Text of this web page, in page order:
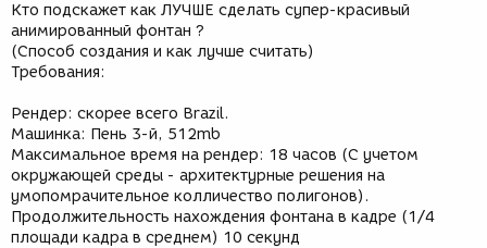
я
Кто подскажет как ЛУЧШЕ сделать супер-красивый
анимированный фонтан ?
(Способ создания и как лучше считать)
Требования:
Рендер: скорее всего Brazil.
Машинка: Пень 3-й, 512mb
Максимальное время на рендер: 18 часов (С учетом
окружающей среды - архитектурные решения на
умопомрачительное колличество полигонов).
Продолжительность нахождения фонтана в кадре (1/4
площади кадра в среднем) 10 секунд